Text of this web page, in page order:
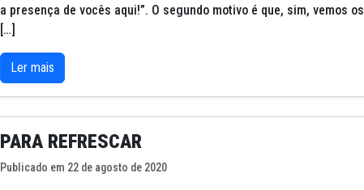
a presença de vocês aqui!”. O segundo motivo é que, sim, vemos os
[…]
Ler mais
PARA REFRESCAR
Publicado em 22 de agosto de 2020